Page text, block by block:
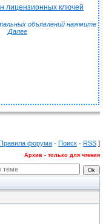
лицензионных ключей
объявлений нажмите
Далее
форума · Поиск · RSS ]
Архив - только для чтения